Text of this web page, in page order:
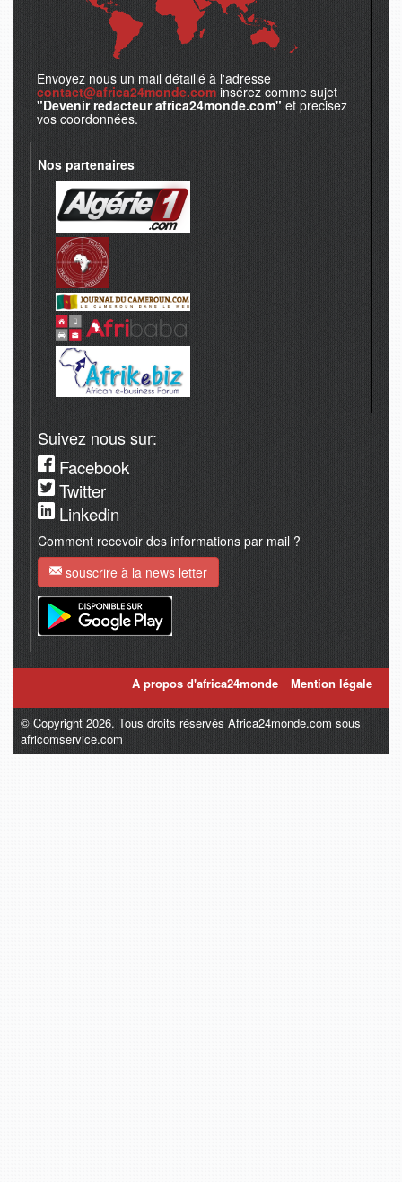
Envoyez nous un mail détaillé à l'adresse
contact@africa24monde.com insérez comme sujet
"Devenir redacteur africa24monde.com" et precisez
vos coordonnées.
Nos partenaires
Suivez nous sur:
Facebook
Twitter
Linkedin
Comment recevoir des informations par mail ?
souscrire à la news letter
A propos d'africa24monde Mention légale
© Copyright 2026. Tous droits réservés Africa24monde.com sous
africomservice.com